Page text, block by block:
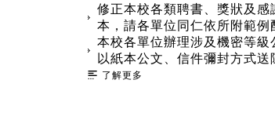
修正本校各類聘書、獎狀及感
本，請各單位同仁依所附範例
本校各單位辦理涉及機密等級
以紙本公文、信件彌封方式送
了解更多